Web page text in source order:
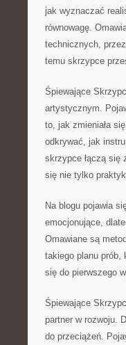
jak wyznaczać
równowagę.
technicznych,
temu skrzypce
Śpiewające
artystycznym.
to, jak zmieniała
odkrywać, jak
skrzypce łączą się
się nie tylko
Na blogu pojawia
emocjonujące,
Omawiane są
takiego planu prób,
się do pierwszego
Śpiewające
partner w rozwoju.
do przeciążeń.